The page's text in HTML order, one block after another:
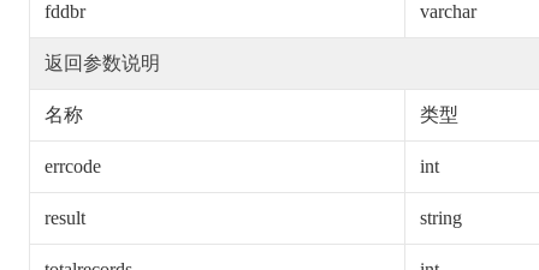
fddbr varchar
返回参数说明
名称 类型
errcode int
result string